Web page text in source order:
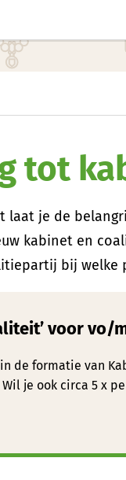
tot
laat je de
kabinet en
bij welke
voor vo/
de formatie van
je ook circa 5 x